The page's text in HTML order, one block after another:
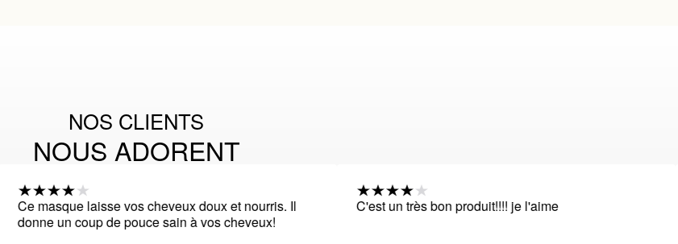
NOS CLIENTS
NOUS ADORENT
Ce masque laisse vos cheveux doux et nourris. Il
donne un coup de pouce sain à vos cheveux!
C'est un très bon produit!!!! je l'aime